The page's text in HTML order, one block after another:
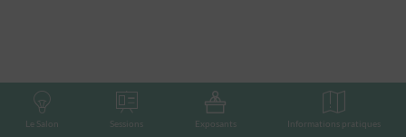
Le Salon Sessions Exposants Informations pratiques